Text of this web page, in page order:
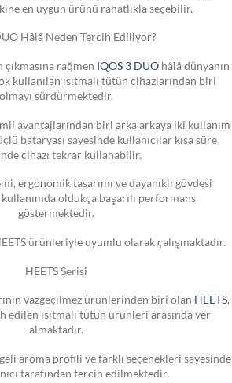
en uygun ürünü rahatlıkla seçebilir.
Hâlâ Neden Tercih Ediliyor?
rağmen IQOS 3 DUOhâlâ dünyanın
kullanılan ısıtmalı tütün cihazlarından biri
olmayı sürdürmektedir.
avantajlarından biri arka arkaya iki kullanım
bataryası sayesinde kullanıcılar kısa süre
cihazı tekrar kullanabilir.
ergonomik tasarımı ve dayanıklı gövdesi
oldukça başarılı performans
göstermektedir.
ürünleriyle uyumlu olarak çalışmaktadır.
HEETS Serisi
vazgeçilmez ürünlerinden biri olan HEETS,
edilen ısıtmalı tütün ürünleri arasında yer
almaktadır.
aroma profili ve farklı seçenekleri sayesinde
tarafından tercih edilmektedir.